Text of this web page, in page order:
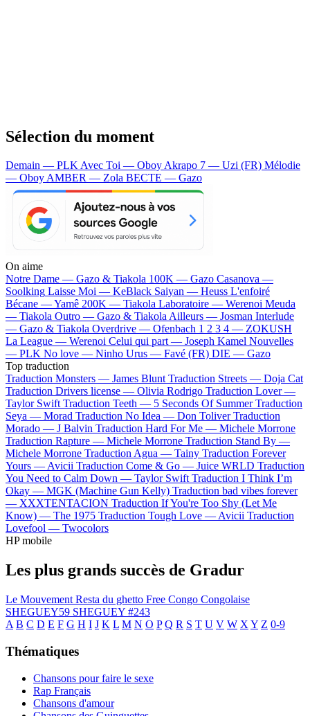
Sélection du moment
Demain — PLKAvec Toi — OboyAkrapo 7 — Uzi (FR) Mélodie
— OboyAMBER — Zola BECTE — Gazo
On aime
Notre Dame — Gazo & Tiakola 100K — Gazo Casanova —
Soolking Laisse Moi — KeBlack Saiyan — Heuss L'enfoiré
Bécane —Yamê 200K — Tiakola Laboratoire — Werenoi Meuda
— Tiakola Outro — Gazo & TiakolaAilleurs — Josman Interlude
— Gazo & Tiakola Overdrive — Ofenbach 1 2 3 4 — ZOKUSH
La League — Werenoi Celui qui part — Joseph Kamel Nouvelles
— PLK No love — Ninho Urus — Favé (FR) DIE — Gazo
Top traduction
Traduction Monsters — James Blunt Traduction Streets — Doja Cat
Traduction Drivers license — Olivia Rodrigo Traduction Lover —
Taylor Swift Traduction Teeth — 5 Seconds Of Summer Traduction
Seya — Morad Traduction No Idea — Don Toliver Traduction
Morado — J Balvin Traduction Hard For Me — Michele Morrone
Traduction Rapture — Michele Morrone Traduction Stand By —
Michele Morrone Traduction Agua — Tainy Traduction Forever
Yours —Avicii Traduction Come & Go — Juice WRLD Traduction
You Need to Calm Down — Taylor Swift Traduction I Think I’m
Okay — MGK (Machine Gun Kelly) Traduction bad vibes forever
— XXXTENTACION Traduction If You're Too Shy (Let Me
Know) — The 1975 Traduction Tough Love —Avicii Traduction
Lovefool — Twocolors
HP mobile
Les plus grands succès de Gradur
Le Mouvement Resta du ghetto Free Congo Congolaise
SHEGUEY59 SHEGUEY #243
A B C D E F G H I J K L M N O P Q R S T U V W X Y Z 0-9
Thématiques
Chansons pour faire le sexe
Rap Français
Chansons d'amour